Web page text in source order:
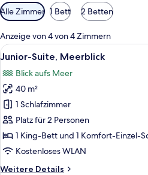
Verfügbare
Filter
für
Zimmer
Alle Zimmer 1 Bett 2 Betten
Anzeige von 4 von 4 Zimmern
Alle
Fotos
für
Junior-
Suite,
Meerblick
anzeigen
10
Junior-Suite, Meerblick
Blick aufs Meer
40 m²
1 Schlafzimmer
Platz für 2 Personen
1 King-Bett und 1 Komfort-Einzel-
Kostenloses WLAN
Weitere Details
Weitere